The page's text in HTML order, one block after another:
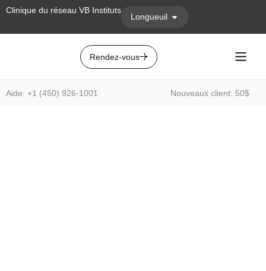
Clinique du réseau VB Instituts
Longueuil
Rendez-vous
Aide: +1 (450) 926-1001 Nouveaux client: 50$